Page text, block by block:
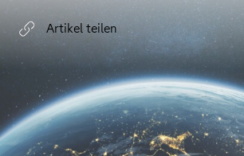
Artikel teilen